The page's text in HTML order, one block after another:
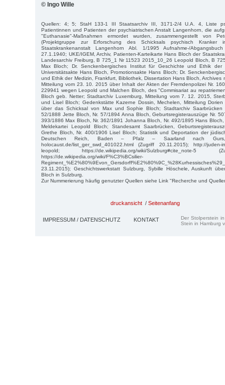
© Ingo Wille
Quellen: 4; 5; StaH 133-1 III Staatsarchiv III, 3171-2/4 U.A. 4, Liste
Patientinnen und Patienten der psychiatrischen Anstalt Langenhorn, die
"Euthanasie"-Maßnahmen ermordet wurden, zusammengestellt von
(Projektgruppe zur Erforschung des Schicksals psychisch Kranker
Staatskrankenanstalt Langenhorn Abl. 1/1995 Aufnahme-/
27.1.1940; UKE/IGEM, Archiv, Patienten-Karteikarte Hans Bloch der
Landesarchiv Freiburg, B 725_1 Nr 11523 2015_10_26 Leopold Bloch, B
Max Bloch; Dr. Senckenbergisches Institut für Geschichte und Ethik der
Universitätsakte Hans Bloch, Promotionsakte Hans Bloch; Dr.
und Ethik der Medizin, Frankfurt, Bibliothek, Dissertation Hans Bloch, Archives
Mitteilung vom 23. 10. 2015 über Inhalt der Akten der Fremdenpolizei Nr.
229941 wegen Leopold und Malchen Bloch, des "Commisariat au
Bloch geb. Netter; Stadtarchiv Luxemburg, Mitteilung vom 7. 12. 2015,
und Lisel Bloch; Gedenkstätte Kazerne Dossin, Mechelen, Mitteilung
über das Schicksal von Max und Sophie Bloch; Stadtarchiv Saarbrücken
52/1888 Jette Bloch, Nr. 57/1894 Anna Bloch, Geburtsregisterauszüge Nr.
393/1886 Max Bloch, Nr. 362/1891 Johanna Bloch, Nr. 492/1895 Hans
Meldekartei Leopold Bloch; Standesamt Saarbrücken,
Grethe Bloch, Nr. 400/1906 Lisel Bloch; Statistik und Deportation der
Deutschen Reich, Baden – Pfalz – Saarland nach Gurs,
holocaust.de/list_ger_swd_401022.html (Zugriff 20.11.2015); http://juden-
leopold; https://de.wikipedia.org/wiki/Sulzburg#cite_note-5
https://de.wikipedia.org/wiki/F%C3%BCsilier-
23.11.2015); Geschichtswerkstatt Sulzburg, Sybille Höschele, Auskunft
Bloch in Sulzburg.
Zur Nummerierung häufig genutzter Quellen siehe Link "Recherche und
druckansicht / Seitenanfang
IMPRESSUM / DATENSCHUTZ KONTAKT
Der Stolperstein
Stein in Hamburg